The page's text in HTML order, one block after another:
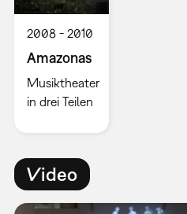
2008 2010
Amazonas
Musiktheater
in drei Teilen
Video